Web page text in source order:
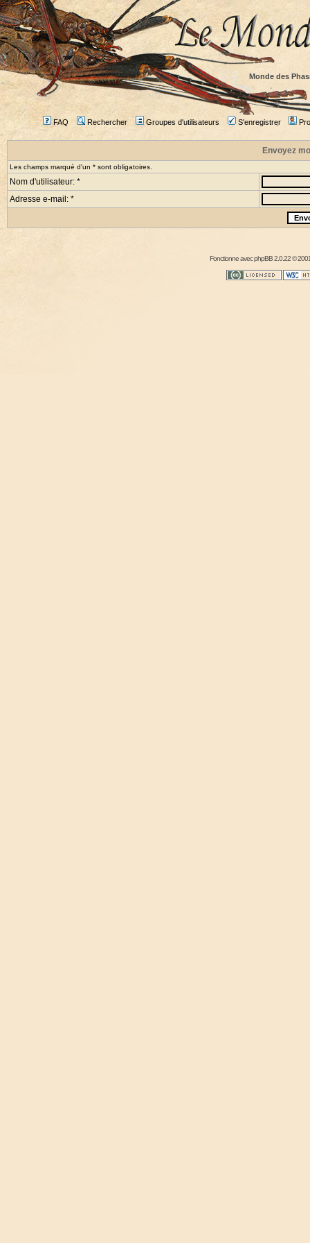
Monde des
FAQ Rechercher Groupes d'utilisateurs S'enregistrer
Envoyez
Les champs marqué d'un * sont obligatoires.
Nom d'utilisateur: *
Adresse e-mail: *
Fonctionne avecphpBB2.0.22 ©